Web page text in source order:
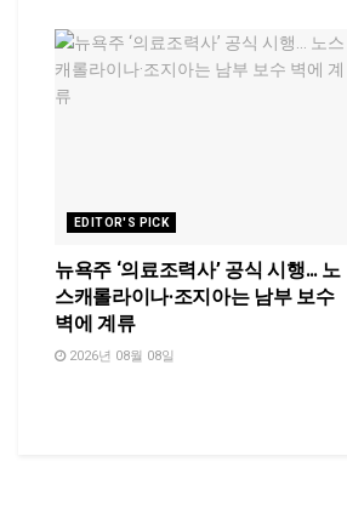
EDITOR'S PICK
뉴욕주 ‘의료조력사’ 공식 시행… 노
스캐롤라이나·조지아는 남부 보수
벽에 계류
2026년 08월 08일